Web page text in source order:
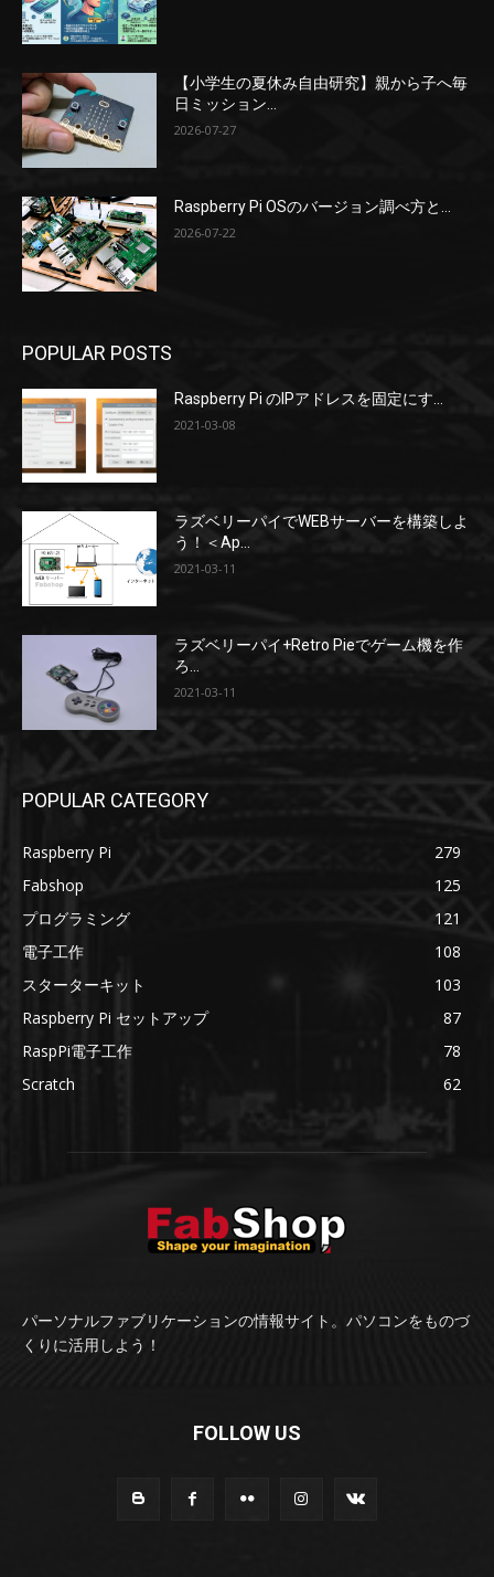
【小学生の夏休み自由研究】親から子へ毎
日ミッション...
2026-07-27
Raspberry Pi OSのバージョン調べ方と...
2026-07-22
POPULAR POSTS
Raspberry Pi のIPアドレスを固定にす...
2021-03-08
ラズベリーパイでWEBサーバーを構築しよ
う！＜Ap...
2021-03-11
ラズベリーパイ+Retro Pieでゲーム機を作
ろ...
2021-03-11
POPULAR CATEGORY
Raspberry Pi
279
Fabshop
125
プログラミング
121
電子工作
108
スターターキット
103
Raspberry Pi セットアップ
87
RaspPi電子工作
78
Scratch
62
パーソナルファブリケーションの情報サイト。パソコンをものづ
くりに活用しよう！
FOLLOW US